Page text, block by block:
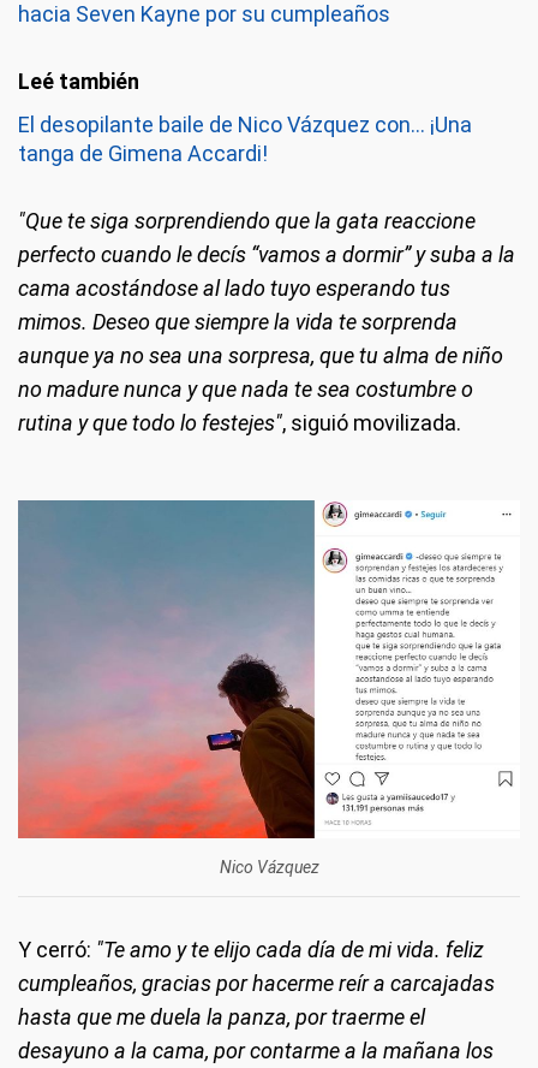
hacia Seven Kayne por su cumpleaños
El desopilante baile de Nico Vázquez con... ¡Una
tanga de Gimena Accardi!
"Que te siga sorprendiendo que la gata reaccione
perfecto cuando le decís “vamos a dormir” y suba a la
cama acostándose al lado tuyo esperando tus
mimos. Deseo que siempre la vida te sorprenda
aunque ya no sea una sorpresa, que tu alma de niño
no madure nunca y que nada te sea costumbre o
rutina y que todo lo festejes", siguió movilizada.
Nico Vázquez
Y cerró: "Te amo y te elijo cada día de mi vida. feliz
cumpleaños, gracias por hacerme reír a carcajadas
hasta que me duela la panza, por traerme el
desayuno a la cama, por contarme a la mañana los